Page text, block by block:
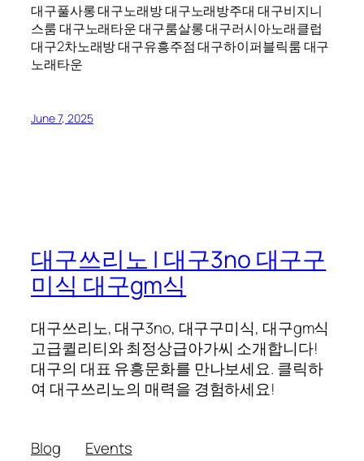
대구풀사롱 대구노래방 대구노래방주대 대구비지니
스룸 대구노래타운 대구룸살롱 대구러시아노래클럽
대구2차노래방 대구유흥주점 대구하이퍼블릭룸 대구
노래타운
June 7, 2025
대구쓰리노 | 대구3no 대구구
미식 대구gm식
대구쓰리노, 대구3no, 대구구미식, 대구gm식
고급퀼리티와 최정상급아가씨 소개합니다!
대구의 대표 유흥문화를 만나보세요. 클릭하
여 대구쓰리노의 매력을 경험하세요!
Blog
Events